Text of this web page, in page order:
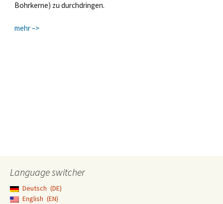
Bohrkerne) zu durchdringen.
mehr –>
Language switcher
Deutsch
DE
English
EN